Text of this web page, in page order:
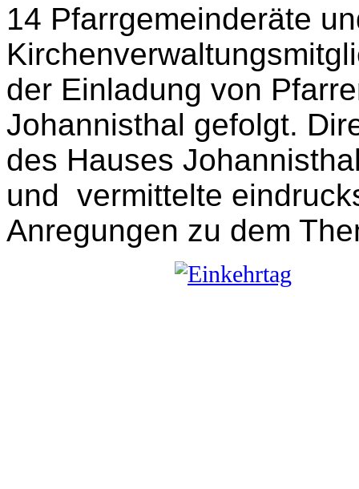
14 Pfarrgemeinderäte
der Einladung von
Johannisthal gefolgt.
des Hauses
und vermittelte
Anregungen zu dem